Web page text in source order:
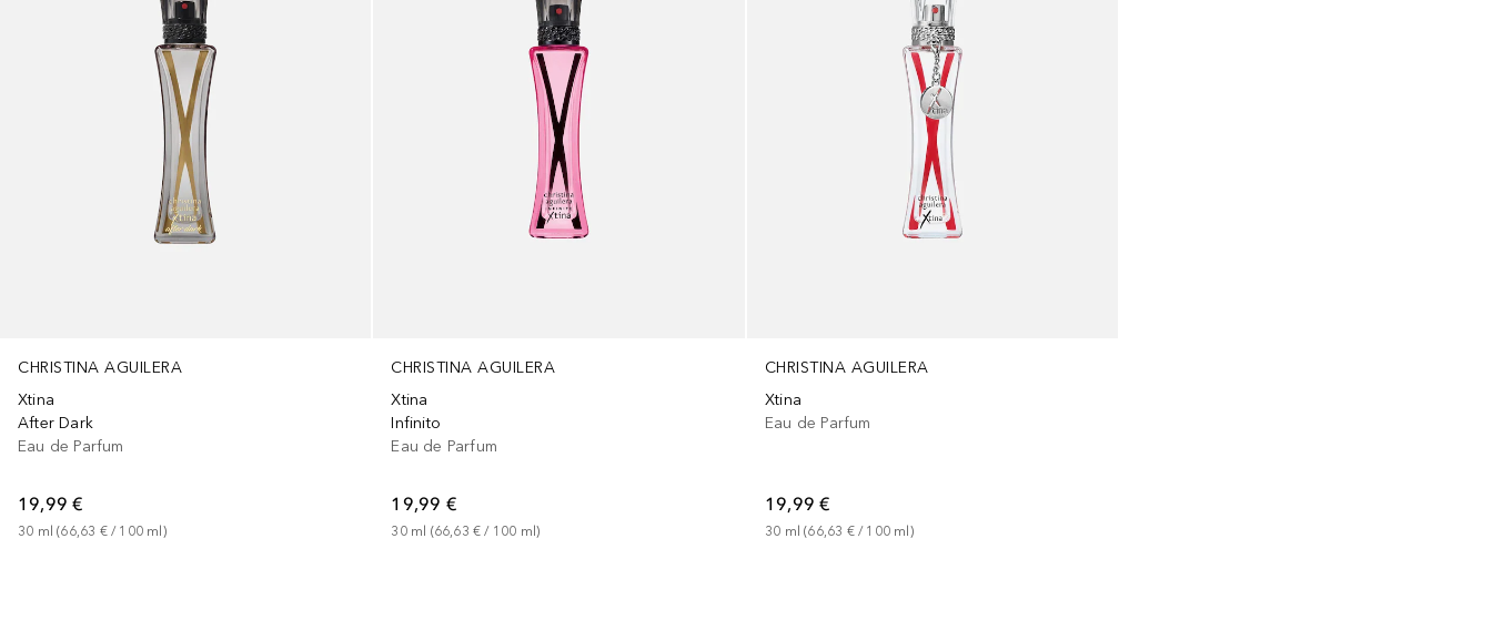
CHRISTINA AGUILERA
Xtina
After Dark
Eau de Parfum
19,99 €
30 ml (66,63 € / 100 ml)
CHRISTINA AGUILERA
Xtina
Infinito
Eau de Parfum
19,99 €
30 ml (66,63 € / 100 ml)
CHRISTINA AGUILERA
Xtina
Eau de Parfum
19,99 €
30 ml (66,63 € / 100 ml)